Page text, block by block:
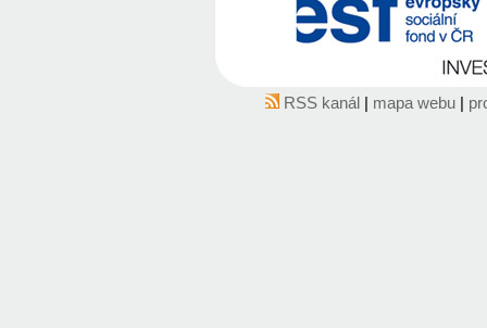
RSS kanál | mapa webu |